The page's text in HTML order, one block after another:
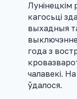
кагосьці
выхадныя
года з
чалавекі.
ўдалося.